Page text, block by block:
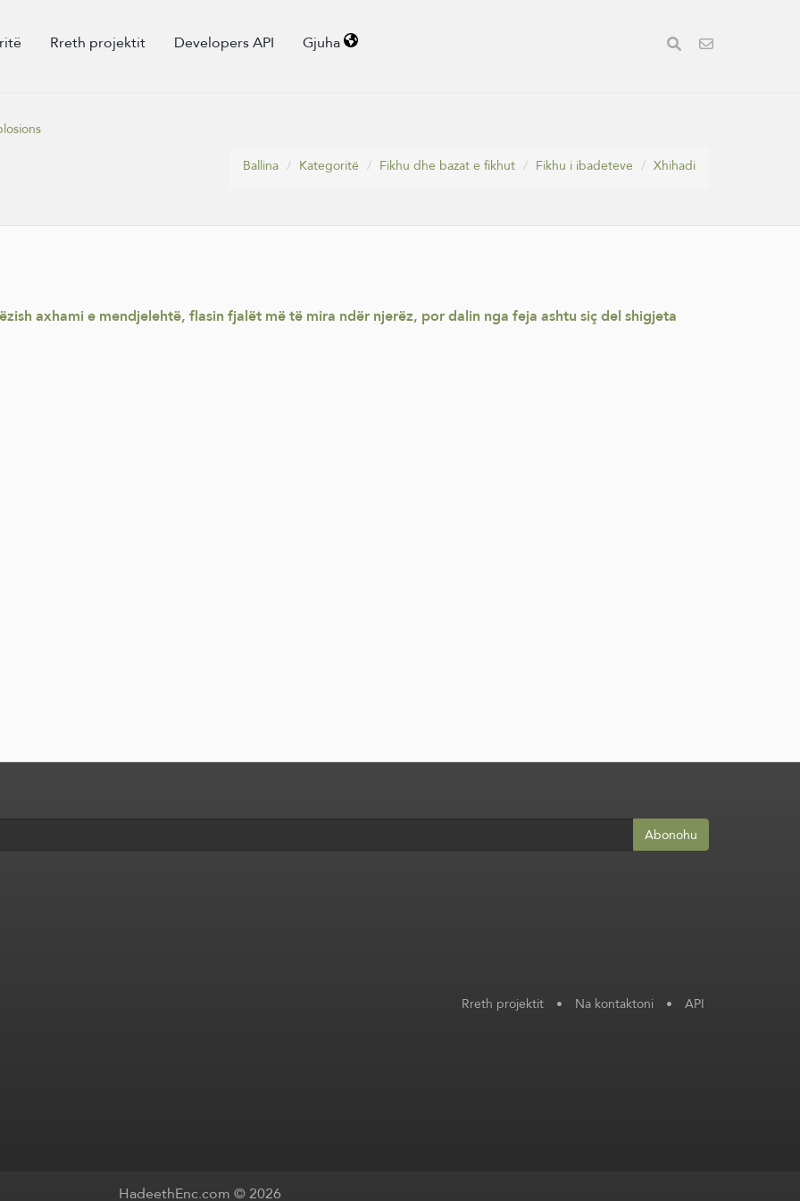
Rreth projektit Developers API Gjuha
Ballina
Kategoritë Fikhu dhe bazat e fikhut Fikhu i ibadeteve Xhihadi
axhami e mendjelehtë, flasin fjalët më të mira ndër njerëz, por dalin nga feja ashtu siç del shigjeta
Abonohu
Rreth projektit • Na kontaktoni • API
HadeethEnc.com © 2026